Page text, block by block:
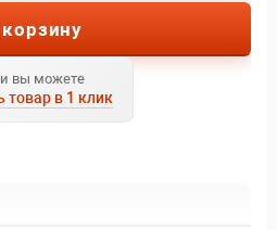
вы можете
товар в 1 клик